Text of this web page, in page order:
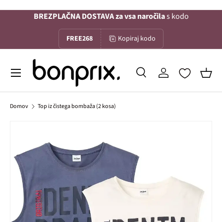
Na vsebino
BREZPLAČNA DOSTAVA za vsa naročilas kodo
FREE268 Kopiraj kodo
Iskanje
IskanjePrijava
Menu
Domov Top iz čistega bombaža (2 kosa)